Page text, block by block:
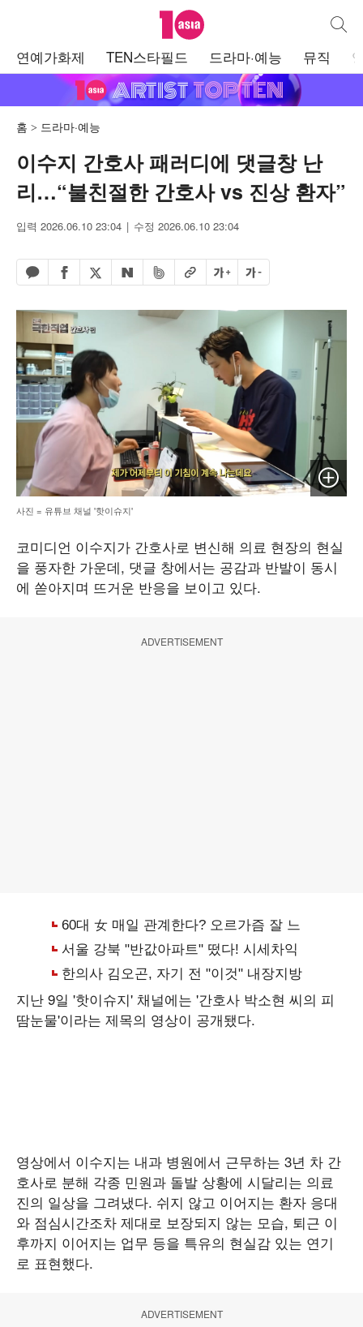
텐아시아 통합
연예가화제 TEN스타필드 드라마·예능 뮤직
홈 드라마·예능
이수지 간호사 패러디에 댓글창 난
리…“불친절한 간호사 vs 진상 환자”
입력 2026.06.10 23:04 수정 2026.06.10 23:04
카카오톡 공유하기
페이스북 공유하기
엑스 공유하기
네이버 공유하기
밴드 공유하기
URL복사글자 크게글자 작게
이미지
사진 = 유튜브 채널 '핫이슈지'
코미디언 이수지가 간호사로 변신해 의료 현장의 현실
을 풍자한 가운데, 댓글 창에서는 공감과 반발이 동시
에 쏟아지며 뜨거운 반응을 보이고 있다.
ADVERTISEMENT
지난 9일 '핫이슈지' 채널에는 '간호사 박소현 씨의 피
땀눈물'이라는 제목의 영상이 공개됐다.
영상에서 이수지는 내과 병원에서 근무하는 3년 차 간
호사로 분해 각종 민원과 돌발 상황에 시달리는 의료
진의 일상을 그려냈다. 쉬지 않고 이어지는 환자 응대
와 점심시간조차 제대로 보장되지 않는 모습, 퇴근 이
후까지 이어지는 업무 등을 특유의 현실감 있는 연기
로 표현했다.
ADVERTISEMENT